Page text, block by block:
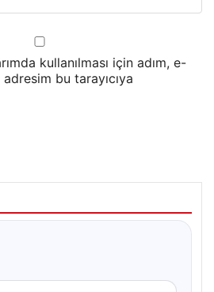
kullanılması için adım, e-
bu tarayıcıya